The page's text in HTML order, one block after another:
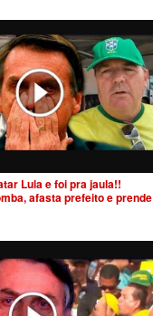
Lula e foi pra jaula!!
afasta prefeito e prende